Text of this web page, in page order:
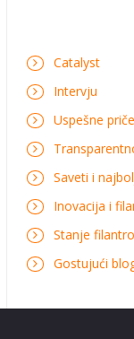
Catalyst
Intervju
Uspešne priče
Saveti i
Inovacija i
Stanje
Gostujući